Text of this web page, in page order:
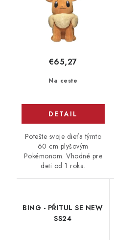
Na ceste
€65,27
DETAIL
Potešte svoje dieťa týmto
60 cm plyšovým
Pokémonom. Vhodné pre
deti od 1 roka.
BING - PŘITUL SE NEW
SS24